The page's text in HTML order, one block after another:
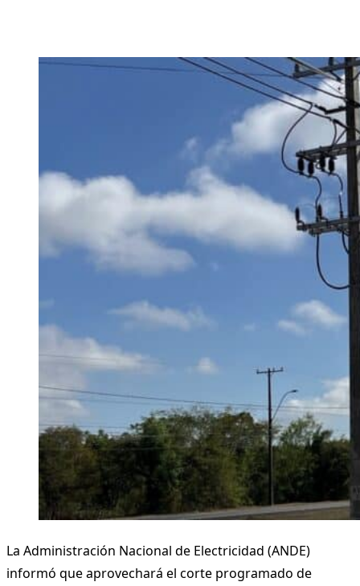
La Administración Nacional de Electricidad (ANDE)
informó que aprovechará el corte programado de